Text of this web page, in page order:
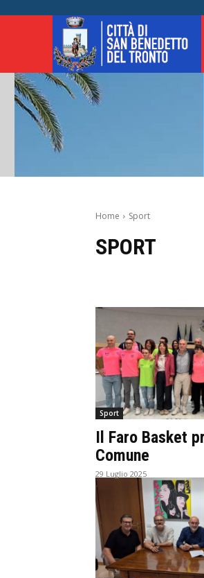
Home Sport
SPORT
Sport
Il Faro Basket
Comune
29 Luglio 2025